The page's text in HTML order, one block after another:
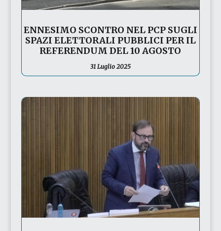
ENNESIMO SCONTRO NEL PCP SUGLI
SPAZI ELETTORALI PUBBLICI PER IL
REFERENDUM DEL 10 AGOSTO
31 Luglio 2025